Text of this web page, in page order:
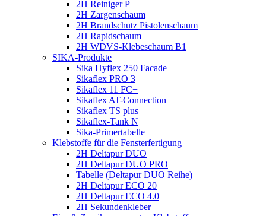
2H Reiniger P
2H Zargenschaum
2H Brandschutz Pistolenschaum
2H Rapidschaum
2H WDVS-Klebeschaum B1
SIKA-Produkte
Sika Hyflex 250 Facade
Sikaflex PRO 3
Sikaflex 11 FC+
Sikaflex AT-Connection
Sikaflex TS plus
Sikaflex-Tank N
Sika-Primertabelle
Klebstoffe für die Fensterfertigung
2H Deltapur DUO
2H Deltapur DUO PRO
Tabelle (Deltapur DUO Reihe)
2H Deltapur ECO 20
2H Deltapur ECO 4.0
2H Sekundenkleber